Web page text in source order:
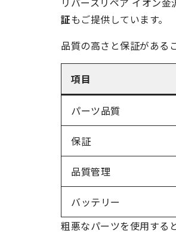
証もご提供しています。
品質の高さと保証がある
項目
パーツ品質
保証
品質管理
バッテリー
粗悪なパーツを使用する